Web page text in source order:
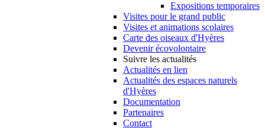
Expositions temporaires
Visites pour le grand public
Visites et animations scolaires
Carte des oiseaux d'Hyères
Devenir écovolontaire
Suivre les actualités
Actualités en lien
Actualités des espaces naturels
d'Hyères
Documentation
Partenaires
Contact